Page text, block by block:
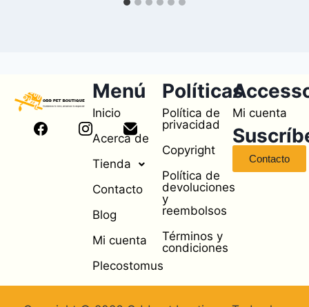
Menú
Inicio
Acerca de
Tienda
Contacto
Blog
Mi cuenta
Plecostomus
Políticas
Política de
privacidad
Copyright
Política de
devoluciones
y
reembolsos
Términos y
condiciones
Mi cuenta
Contacto